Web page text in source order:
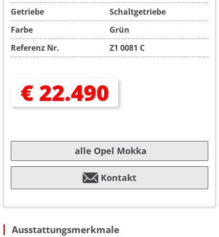
Getriebe
Schaltgetriebe
Farbe
Grün
Referenz Nr.
Z1 0081 C
€ 22.490
alle Opel Mokka
Kontakt
Ausstattungsmerkmale